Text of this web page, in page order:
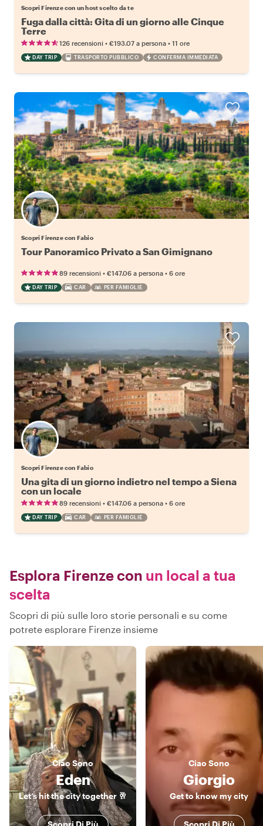
Scopri Firenze con un host scelto da te
Fuga dalla città: Gita di un giorno alle Cinque
Terre
126 recensioni • €193.07 a persona • 11 ore
DAY TRIP TRASPORTO PUBBLICO CONFERMA IMMEDIATA
Scopri Firenze con Fabio
Tour Panoramico Privato a San Gimignano
89 recensioni • €147.06 a persona • 6 ore
DAY TRIP CAR PER FAMIGLIE
Scopri Firenze con Fabio
Una gita di un giorno indietro nel tempo a Siena
con un locale
89 recensioni • €147.06 a persona • 6 ore
DAY TRIP CAR PER FAMIGLIE
Esplora Firenze con un local a tua
scelta
Scopri di più sulle loro storie personali e su come
potrete esplorare Firenze insieme
CiaoSono
Eden
Let’s hit the city together 🥂
Scopri Di Più
CiaoSono
Giorgio
Get to know my city
Scopri Di Più